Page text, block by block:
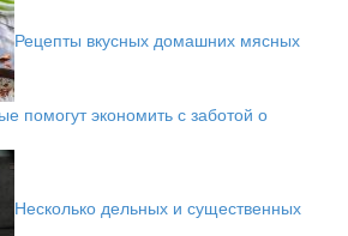
Рецепты вкусных домашних мясных
помогут экономить с заботой о
Несколько дельных и существенных